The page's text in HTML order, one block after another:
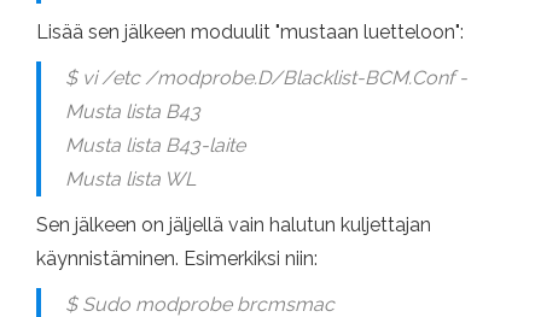
Lisää sen jälkeen moduulit "mustaan ​​luetteloon":
$ vi /etc /modprobe.D/Blacklist-BCM.Conf -
Musta lista B43
Musta lista B43-laite
Musta lista WL
Sen jälkeen on jäljellä vain halutun kuljettajan
käynnistäminen. Esimerkiksi niin:
$ Sudo modprobe brcmsmac